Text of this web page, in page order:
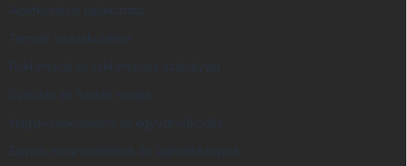
Adatkezelési tájékoztató
Termék visszaküldése
Reklamáció és reklamációs szabályzat
Szállítás és fizetés módja
Nagykereskedelem és együttműködés
Egyedi megrendelések és ajándéktárgyak